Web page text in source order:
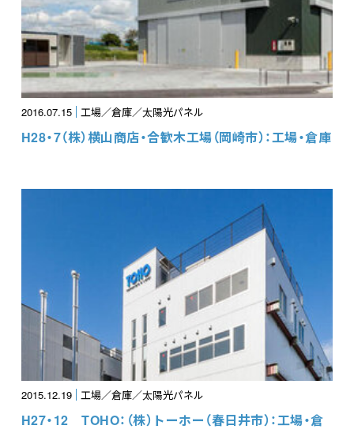
2016.07.15 工場／倉庫／太陽光パネル
H28・7（株）横山商店・合歓木工場（岡崎市）：工場・倉庫
2015.12.19 工場／倉庫／太陽光パネル
H27・12 TOHO：（株）トーホー（春日井市）：工場・倉